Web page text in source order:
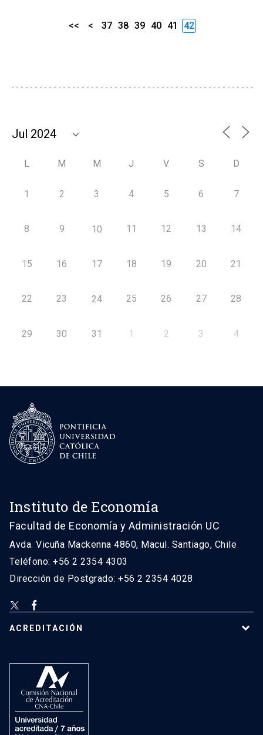
<< < 37 38 39 40 41 42
L M M J V S D
1 2 3 4 5 6 7
8 9 10 11 12 13 14
15 16 17 18 19 20 21
22 23 24 25 26 27 28
29 30 31 1 2 3 4
Instituto de Economía
Facultad de Economía y Administración UC
Avda. Vicuña Mackenna 4860, Macul. Santiago, Chile
Teléfono: +56 2 2354 4303
Dirección de Postgrado: +56 2 2354 4028
ACREDITACIÓN